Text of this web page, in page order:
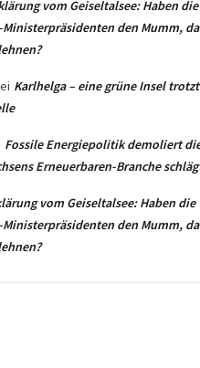
vom Geiseltalsee: Haben die
den Mumm,
Karlhelga – eine grüne Insel
Fossile Energiepolitik demoliert
Erneuerbaren-Branche
vom Geiseltalsee: Haben die
den Mumm,